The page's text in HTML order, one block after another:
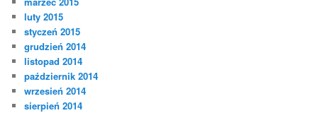
luty 2015
styczeń 2015
grudzień 2014
listopad 2014
październik 2014
wrzesień 2014
sierpień 2014